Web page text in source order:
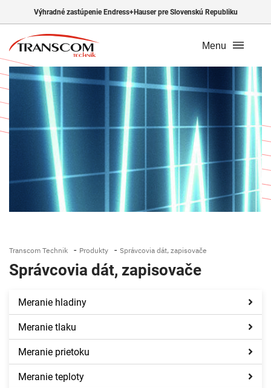
Výhradné zastúpenie Endress+Hauser pre Slovenskú Republiku
Menu
Transcom Technik - Produkty - Správcovia dát, zapisovače
Správcovia dát, zapisovače
Meranie hladiny
Meranie tlaku
Meranie prietoku
Meranie teploty